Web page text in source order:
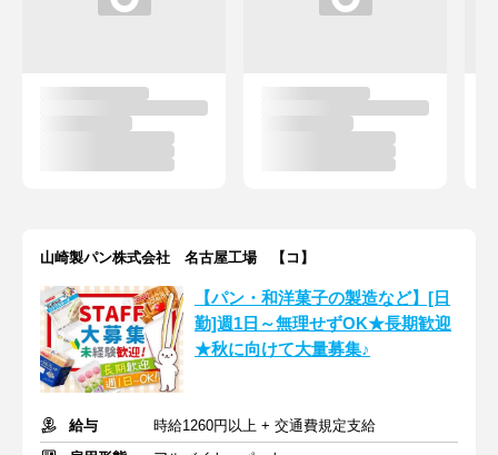
山崎製パン株式会社 名古屋工場 【コ】
【パン・和洋菓子の製造など】[日
勤]週1日～無理せずOK★長期歓迎
★秋に向けて大量募集♪
給与
時給1260円以上 + 交通費規定支給